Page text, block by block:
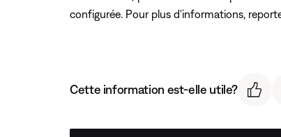
configurée. Pour plus d'informations,
Cette information est-elle utile?